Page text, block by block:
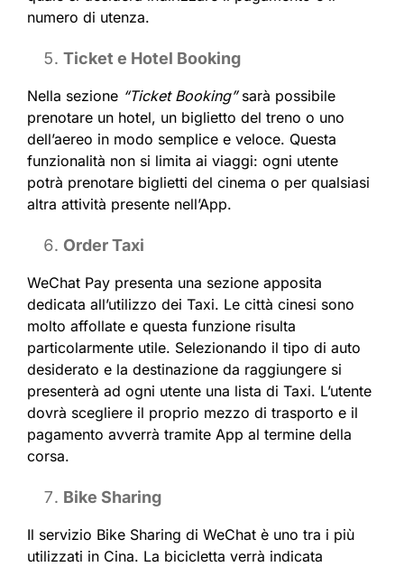
numero di utenza.
Ticket e Hotel Booking
Nella sezione “Ticket Booking”sarà possibile
prenotare un hotel, un biglietto del treno o uno
dell’aereo in modo semplice e veloce. Questa
funzionalità non si limita ai viaggi: ogni utente
potrà prenotare biglietti del cinema o per qualsiasi
altra attività presente nell’App.
Order Taxi
WeChat Pay presenta una sezione apposita
dedicata all’utilizzo dei Taxi. Le città cinesi sono
molto affollate e questa funzione risulta
particolarmente utile. Selezionando il tipo di auto
desiderato e la destinazione da raggiungere si
presenterà ad ogni utente una lista di Taxi. L’utente
dovrà scegliere il proprio mezzo di trasporto e il
pagamento avverrà tramite App al termine della
corsa.
Bike Sharing
Il servizio Bike Sharing di WeChat è uno tra i più
utilizzati in Cina. La bicicletta verrà indicata